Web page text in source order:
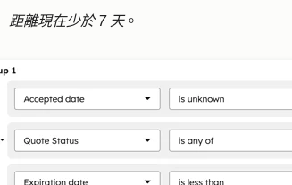
距離現在少於 7 天。